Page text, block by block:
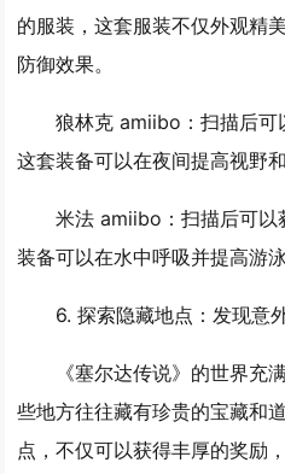
的服装，这套服装不仅外观精
防御效果。
狼林克 amiibo ：扫描后
这套装备可以在夜间提高视野
米法 amiibo ：扫描后可
装备可以在水中呼吸并提高游泳
6. 探索隐藏地点：发现意
《塞尔达传说》的世界充
些地方往往藏有珍贵的宝藏和
点，不仅可以获得丰厚的奖励